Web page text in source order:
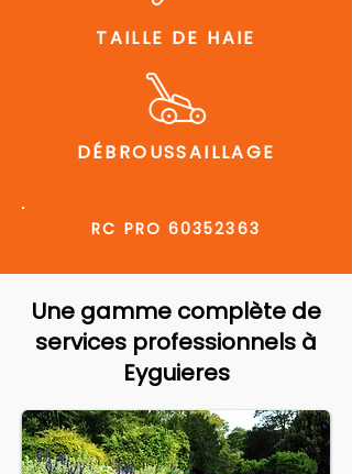
TAILLE DE HAIE
DÉBROUSSAILLAGE
RC PRO 60352363
Une gamme complète de
services professionnels à
Eyguieres